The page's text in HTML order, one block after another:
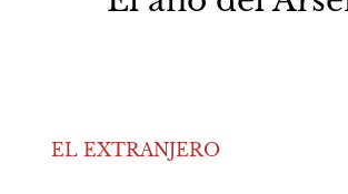
EL EXTRANJERO